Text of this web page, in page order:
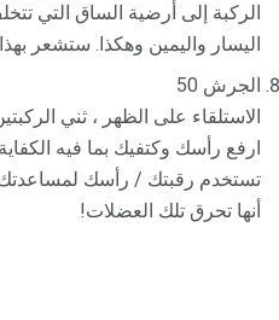
الركبة إلى أرضية الساق التي
اليسار واليمين وهكذا. ستشعر
الجرش 50
الاستلقاء على الظهر ، ثني
ارفع رأسك وكتفيك بما فيه
تستخدم رقبتك / رأسك
أنها تحرق تلك العضلات!